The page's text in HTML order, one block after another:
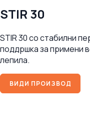
STIR 30
STIR 30 со стабилни
поддршка за примени
лепила.
ВИДИ ПРОИЗВОД